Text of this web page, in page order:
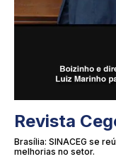
Revista
Brasília: SINACEG se
melhorias no setor.